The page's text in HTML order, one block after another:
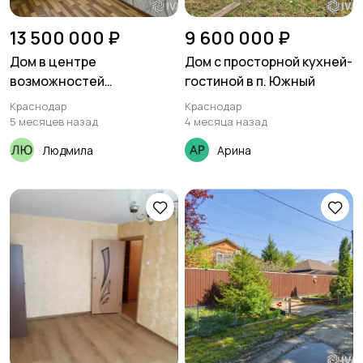
13 500 000 ₽
Дом в центре
возможностей
Краснодара
Краснодар
5 месяцев назад
Людмила
9 600 000 ₽
Дом с просторной кухней-
гостиной в п. Южный
Краснодар
4 месяца назад
Арина